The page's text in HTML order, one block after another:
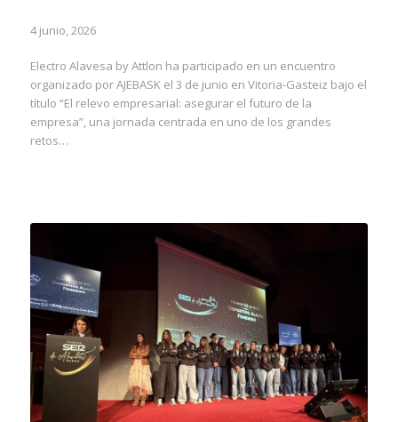
4 junio, 2026
Electro Alavesa by Attlon ha participado en un encuentro
organizado por AJEBASK el 3 de junio en Vitoria-Gasteiz bajo el
título “El relevo empresarial: asegurar el futuro de la
empresa”, una jornada centrada en uno de los grandes
retos…